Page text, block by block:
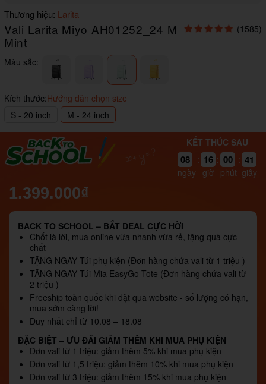
Item
1
of
10
Thương hiệu: Larita
Vali Larita Miyo AH01252_24 M
Mint
(1585)
Màu sắc:
Kích thước:Hướng dẫn chọn size
S - 20 inch
M - 24 inch
KẾT THÚC SAU
08
ngày
: 16
giờ
: 00
phút
: 40
giây
1.399.000₫
BACK TO SCHOOL – BẮT DEAL CỰC HỜI
Chốt là lời, mua online vừa nhanh vừa rẻ, tặng quà cực
chất
TẶNG NGAY Túi phụ kiện (Đơn hàng chứa vali từ 1 triệu )
TẶNG NGAY Túi Mia EasyGo Tote (Đơn hàng chứa vali từ
2 triệu )
Freeship toàn quốc khi đặt qua website - số lượng có hạn,
mua sớm càng lời!
Duy nhất chỉ từ 10.08 – 18.08
ĐẶC BIỆT – ƯU ĐÃI GIẢM THÊM KHI MUA PHỤ KIỆN
Đơn vali từ 1 triệu: giảm thêm 5% khi mua phụ kiện
Đơn vali từ 1,5 triệu: giảm thêm 10% khi mua phụ kiện
Đơn vali từ 3 triệu: giảm thêm 15% khi mua phụ kiện